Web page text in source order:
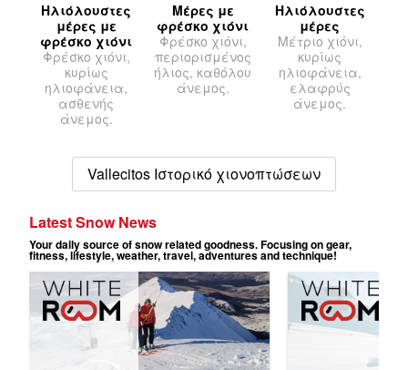
Ηλιόλουστες
μέρες με
φρέσκο χιόνι
Φρέσκο χιόνι,
κυρίως
ηλιοφάνεια,
ασθενής
άνεμος.
Μέρες με
φρέσκο χιόνι
Φρέσκο χιόνι,
περιορισμένος
ήλιος, καθόλου
άνεμος.
Ηλιόλουστες
μέρες
Μέτριο χιόνι,
κυρίως
ηλιοφάνεια,
ελαφρύς
άνεμος.
Vallecitos Ιστορικό χιονοπτώσεων